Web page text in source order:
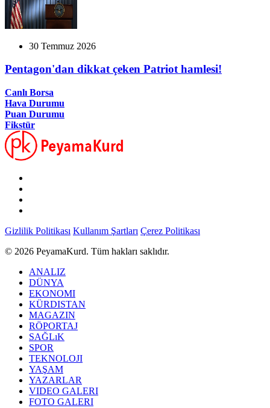
30 Temmuz 2026
Pentagon'dan dikkat çeken Patriot hamlesi!
Canlı Borsa
Hava Durumu
Puan Durumu
Fikstür
Gizlilik Politikası Kullanım Şartları Çerez Politikası
© 2026 PeyamaKurd. Tüm hakları saklıdır.
ANALIZ
DÜNYA
EKONOMI
KÜRDISTAN
MAGAZIN
RÖPORTAJ
SAĞLıK
SPOR
TEKNOLOJI
YAŞAM
YAZARLAR
VIDEO GALERI
FOTO GALERI